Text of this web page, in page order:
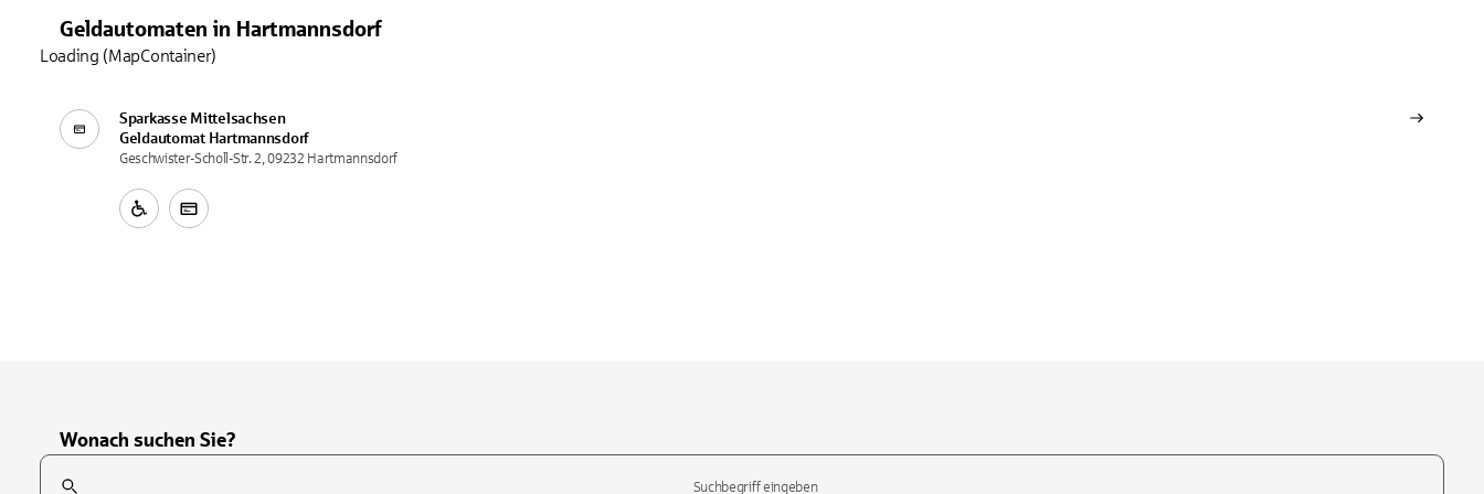
Geldautomaten in Hartmannsdorf
Sparkasse Mittelsachsen
Geldautomat Hartmannsdorf
Geschwister-Scholl-Str. 2, 09232 Hartmannsdorf
Loading (MapContainer)
Wonach suchen Sie?
Suchfeld